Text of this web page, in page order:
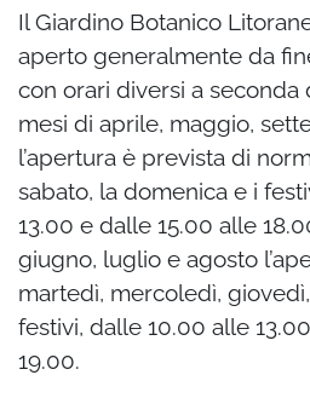
Il Giardino Botanico
aperto generalmente da
con orari diversi a seconda
mesi di aprile, maggio,
l’apertura è prevista di
sabato, la domenica e i
13.00 e dalle 15.00 alle
giugno, luglio e agosto
martedì, mercoledì,
festivi, dalle 10.00 alle
19.00.